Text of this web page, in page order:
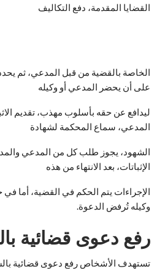
القضايا المقدمة، دفع التكاليف
الخاصة بالقضية من قبل المدعي، ثم
على أن يحضر المدعي أو وكيله
ليدافع عن حقه بأسلوب مهذب، تقديم
المدعي، سماع المحكمة لشهادة
الشهود، يجوز طلب كل من المدعي
الإثباتات، بعد الانتهاء من هذه
الإجراءات يتم الحكم في القضية، أما
وكيله تُرفض الدعوة.
رفع دعوى قضائية
تستهدف الأشخاص رفع دعوى قضائية